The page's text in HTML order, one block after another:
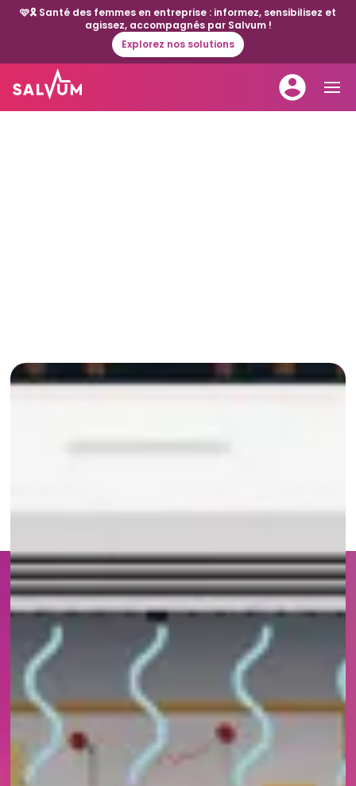
🩷🎗️ Santé des femmes en entreprise : informez, sensibilisez et
agissez, accompagnés par Salvum !
Explorez nos solutions